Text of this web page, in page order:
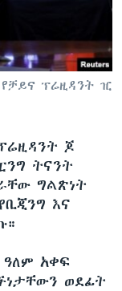
ፕሬዚዳንት ዢ
ጆ
ትናንት
ግልጽነት
እና
አቀፍ
ወደፊት